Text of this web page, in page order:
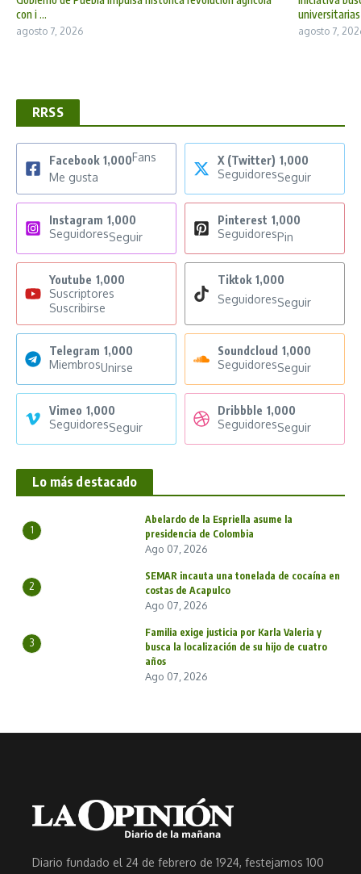
con i ...
agosto 7, 2026
universitarias
agosto 7,
RRSS
Facebook 1,000Fans
Me gusta
X (Twitter) 1,000
SeguidoresSeguir
Instagram 1,000
SeguidoresSeguir
Pinterest 1,000
SeguidoresPin
Youtube 1,000
Suscriptores
Suscribirse
Tiktok 1,000
SeguidoresSeguir
Telegram 1,000
MiembrosUnirse
Soundcloud 1,000
SeguidoresSeguir
Vimeo 1,000
SeguidoresSeguir
Dribbble 1,000
SeguidoresSeguir
Lo más destacado
1
Abelardo de la Espriella asume la
presidencia de Colombia
Ago 07, 2026
2
SEMAR incauta una tonelada de cocaína en
costas de Acapulco
Ago 07, 2026
3
Familia exige justicia por Karla Valeria y
busca la localización de su hijo de cuatro
años
Ago 07, 2026
Diario fundado el 24 de febrero de 1924, festejamos 100